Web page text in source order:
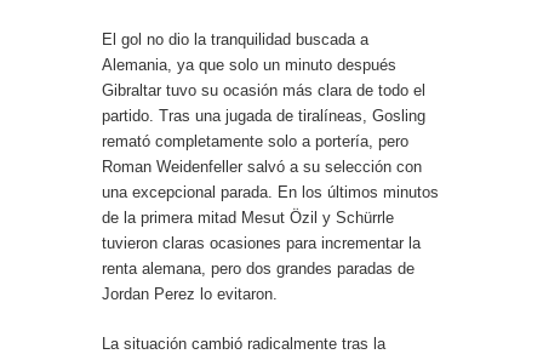
El gol no dio la tranquilidad buscada a
Alemania, ya que solo un minuto después
Gibraltar tuvo su ocasión más clara de todo el
partido. Tras una jugada de tiralíneas, Gosling
remató completamente solo a portería, pero
Roman Weidenfeller salvó a su selección con
una excepcional parada. En los últimos minutos
de la primera mitad Mesut Özil y Schürrle
tuvieron claras ocasiones para incrementar la
renta alemana, pero dos grandes paradas de
Jordan Perez lo evitaron.
La situación cambió radicalmente tras la